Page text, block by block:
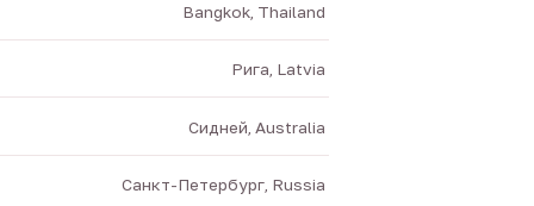
Bangkok, Thailand
Рига, Latvia
Сидней, Australia
Санкт-Петербург, Russia